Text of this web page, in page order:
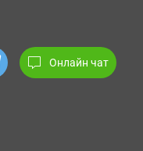
Онлайн чат